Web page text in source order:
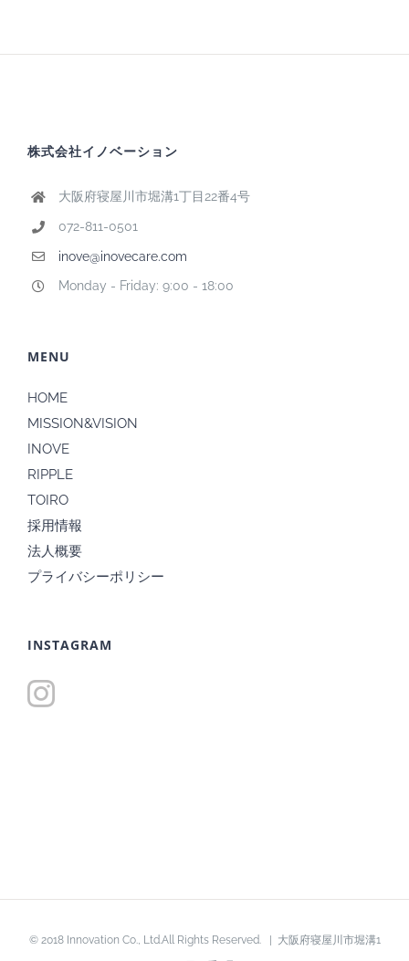
株式会社イノベーション
大阪府寝屋川市堀溝1丁目22番4号
072-811-0501
inove@inovecare.com
Monday - Friday: 9:00 - 18:00
MENU
HOME
MISSION&VISION
INOVE
RIPPLE
TOIRO
採用情報
法人概要
プライバシーポリシー
INSTAGRAM
© 2018 Innovation Co., Ltd.All Rights Reserved. | 大阪府寝屋川市堀溝1